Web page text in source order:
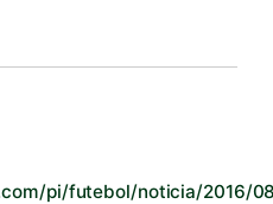
pi/futebol/noticia/2016/